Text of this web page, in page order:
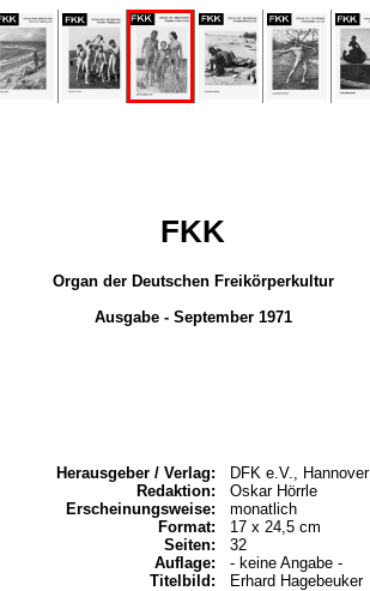
FKK
Organ der Deutschen Freikörperkultur
Ausgabe - September 1971
Herausgeber / Verlag:
Redaktion:
Erscheinungsweise:
Format:
Seiten:
Auflage:
Titelbild:
DFK e.V., Hannover
Oskar Hörrle
monatlich
17 x 24,5 cm
32
- keine Angabe -
Erhard Hagebeuker